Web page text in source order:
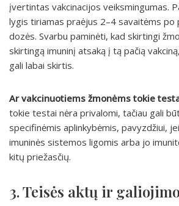
įvertintas vakcinacijos veiksmingumas.
lygis tiriamas praėjus 2–4 savaitėms po
dozės. Svarbu paminėti, kad skirtingi
skirtingą imuninį atsaką į tą pačią
gali labai skirtis.
Ar vakcinuotiems žmonėms tokie
tokie testai nėra privalomi, tačiau gali
specifinėmis aplinkybėmis, pavyzdžiui,
imuninės sistemos ligomis arba jo
kitų priežasčių.
3. Teisės aktų ir